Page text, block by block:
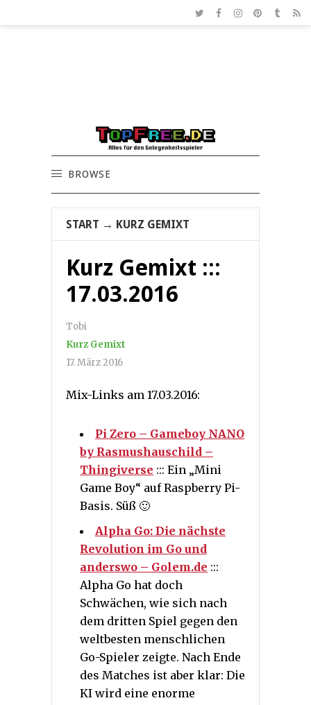
BROWSE
START → KURZ GEMIXT
Kurz Gemixt :::
17.03.2016
Tobi
Kurz Gemixt
17. März 2016
Mix-Links am 17.03.2016:
Pi Zero – Gameboy NANO
by Rasmushauschild –
Thingiverse ::: Ein „Mini
Game Boy“ auf Raspberry Pi-
Basis. Süß 🙂
Alpha Go: Die nächste
Revolution im Go und
anderswo – Golem.de :::
Alpha Go hat doch
Schwächen, wie sich nach
dem dritten Spiel gegen den
weltbesten menschlichen
Go-Spieler zeigte. Nach Ende
des Matches ist aber klar: Die
KI wird eine enorme